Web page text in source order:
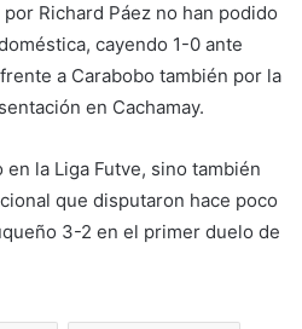
Richard Páez no han podido
cayendo 1-0 ante
a Carabobo también por la
en Cachamay.
la Liga Futve, sino también
que disputaron hace poco
3-2 en el primer duelo de